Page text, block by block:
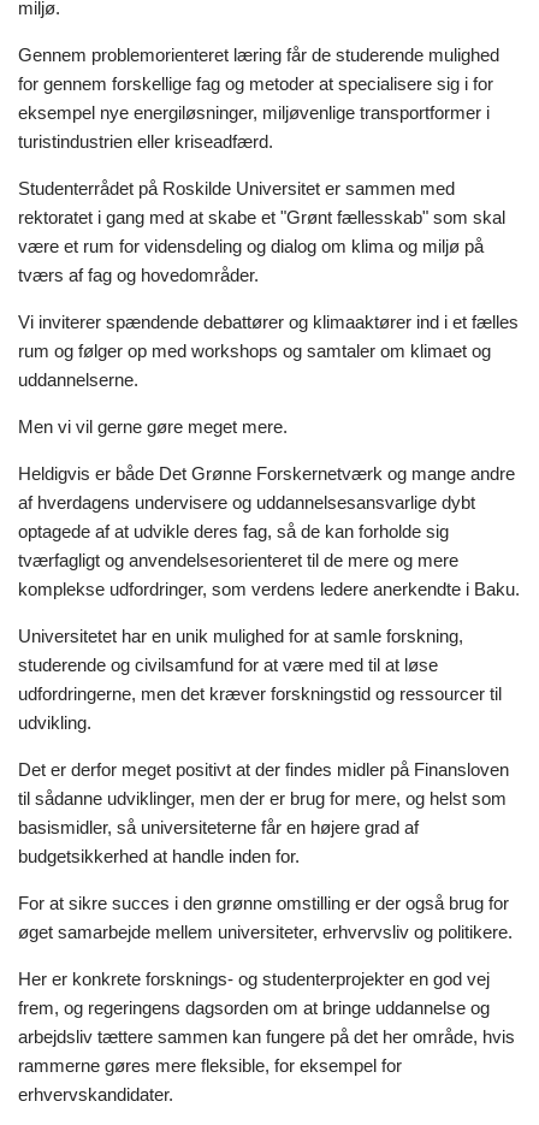
miljø.
Gennem problemorienteret læring får de studerende mulighed
for gennem forskellige fag og metoder at specialisere sig i for
eksempel nye energiløsninger, miljøvenlige transportformer i
turistindustrien eller kriseadfærd.
Studenterrådet på Roskilde Universitet er sammen med
rektoratet i gang med at skabe et "Grønt fællesskab" som skal
være et rum for vidensdeling og dialog om klima og miljø på
tværs af fag og hovedområder.
Vi inviterer spændende debattører og klimaaktører ind i et fælles
rum og følger op med workshops og samtaler om klimaet og
uddannelserne.
Men vi vil gerne gøre meget mere.
Heldigvis er både Det Grønne Forskernetværk og mange andre
af hverdagens undervisere og uddannelsesansvarlige dybt
optagede af at udvikle deres fag, så de kan forholde sig
tværfagligt og anvendelsesorienteret til de mere og mere
komplekse udfordringer, som verdens ledere anerkendte i Baku.
Universitetet har en unik mulighed for at samle forskning,
studerende og civilsamfund for at være med til at løse
udfordringerne, men det kræver forskningstid og ressourcer til
udvikling.
Det er derfor meget positivt at der findes midler på Finansloven
til sådanne udviklinger, men der er brug for mere, og helst som
basismidler, så universiteterne får en højere grad af
budgetsikkerhed at handle inden for.
For at sikre succes i den grønne omstilling er der også brug for
øget samarbejde mellem universiteter, erhvervsliv og politikere.
Her er konkrete forsknings- og studenterprojekter en god vej
frem, og regeringens dagsorden om at bringe uddannelse og
arbejdsliv tættere sammen kan fungere på det her område, hvis
rammerne gøres mere fleksible, for eksempel for
erhvervskandidater.